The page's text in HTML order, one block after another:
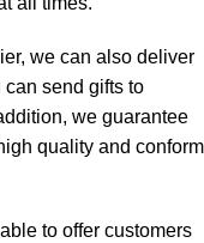
we can also deliver
send gifts to
we guarantee
quality and conform
to offer customers